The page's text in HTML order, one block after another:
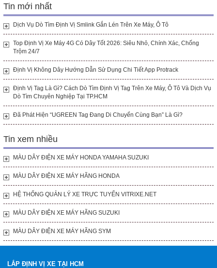
Tin mới nhất
Dịch Vụ Dò Tìm Định Vị Smlink Gắn Lén Trên Xe Máy, Ô Tô
Top Định Vị Xe Máy 4G Có Dây Tốt 2026: Siêu Nhỏ, Chính Xác, Chống
Trộm 24/7
Định Vị Không Dây Hướng Dẫn Sử Dụng Chi Tiết App Protrack
Định Vị Tag Là Gì? Cách Dò Tìm Định Vị Tag Trên Xe Máy, Ô Tô Và Dịch Vụ
Dò Tìm Chuyên Nghiệp Tại TP.HCM
Đã Phát Hiện “UGREEN Tag Đang Di Chuyển Cùng Bạn” Là Gì?
Tin xem nhiều
MÀU DÂY ĐIỆN XE MÁY HONDA YAMAHA SUZUKI
MÀU DÂY ĐIỆN XE MÁY HÃNG HONDA
HỆ THỐNG QUẢN LÝ XE TRỰC TUYẾN VITRIXE.NET
MÀU DÂY ĐIỆN XE MÁY HÃNG SUZUKI
MÀU DÂY ĐIỆN XE MÁY HÃNG SYM
LẮP ĐỊNH VỊ XE TẠI HCM